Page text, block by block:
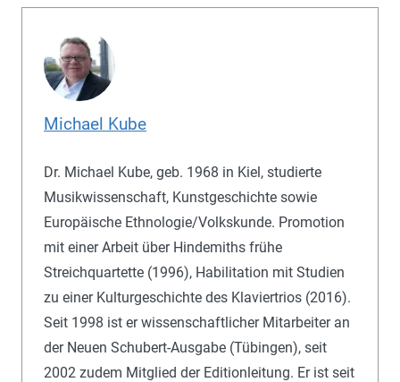
Michael Kube
Dr. Michael Kube, geb. 1968 in Kiel, studierte
Musikwissenschaft, Kunstgeschichte sowie
Europäische Ethnologie/Volkskunde. Promotion
mit einer Arbeit über Hindemiths frühe
Streichquartette (1996), Habilitation mit Studien
zu einer Kulturgeschichte des Klaviertrios (2016).
Seit 1998 ist er wissenschaftlicher Mitarbeiter an
der Neuen Schubert-Ausgabe (Tübingen), seit
2002 zudem Mitglied der Editionleitung. Er ist seit